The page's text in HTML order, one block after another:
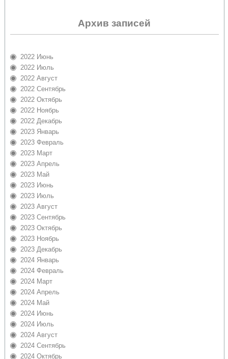
Архив записей
2022 Июнь
2022 Июль
2022 Август
2022 Сентябрь
2022 Октябрь
2022 Ноябрь
2022 Декабрь
2023 Январь
2023 Февраль
2023 Март
2023 Апрель
2023 Май
2023 Июнь
2023 Июль
2023 Август
2023 Сентябрь
2023 Октябрь
2023 Ноябрь
2023 Декабрь
2024 Январь
2024 Февраль
2024 Март
2024 Апрель
2024 Май
2024 Июнь
2024 Июль
2024 Август
2024 Сентябрь
2024 Октябрь